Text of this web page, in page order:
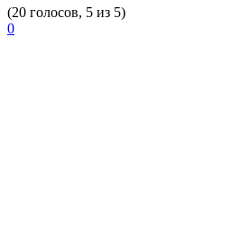
(20 голосов, 5 из 5)
0